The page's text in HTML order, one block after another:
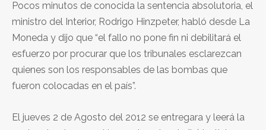
Pocos minutos de conocida la sentencia absolutoria, el
ministro del Interior, Rodrigo Hinzpeter, habló desde La
Moneda y dijo que “el fallo no pone fin ni debilitará el
esfuerzo por procurar que los tribunales esclarezcan
quienes son los responsables de las bombas que
fueron colocadas en el país”.
El jueves 2 de Agosto del 2012 se entregara y leerá la